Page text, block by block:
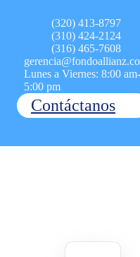
(320) 413-8797
(310) 424-2124
(316) 465-7608
Lunes a Viernes: 8:00 am-
5:00 pm
Contáctanos